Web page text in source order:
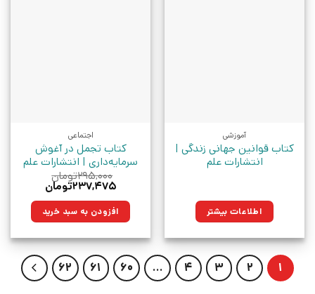
آموزشی
کتاب قوانین جهانی زندگی |
انتشارات علم
اطلاعات بیشتر
اجتماعی
کتاب تجمل در آغوش
سرمایه‌داری | انتشارات علم
۲۹۵,۰۰۰تومان
قیمت
۲۹۵,۰۰۰تومان
بود.
۲۳۷,۴۷۵تومان
۲۳۷,۴۷۵تومان.افزودن به سبد خرید
1
2
3
4
…
60
61
62